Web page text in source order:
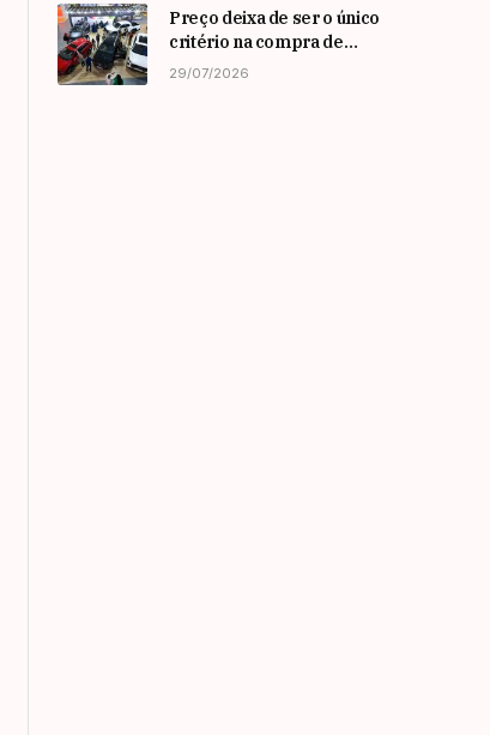
Preço deixa de ser o único
critério na compra de
automóveis em angola
29/07/2026